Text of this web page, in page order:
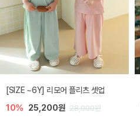
[SIZE ~6Y] 리모어 플리츠 셋업
10% 25,200원 28,000원